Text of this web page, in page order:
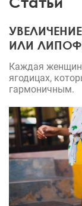
ИЛИ
Каждая
ягодицах,
гармоничным.